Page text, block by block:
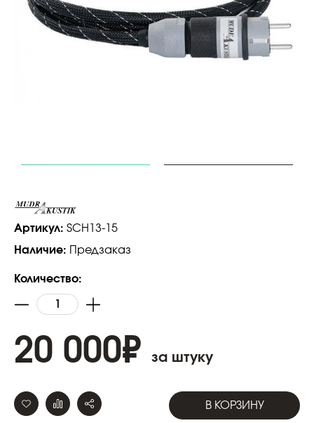
Артикул: SCH13-15
Наличие:
Предзаказ
Количество:
20 000₽ за штуку
В КОРЗИНУ